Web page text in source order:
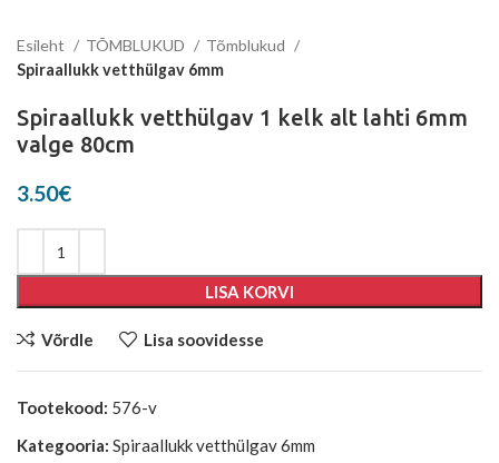
Esileht TÕMBLUKUD
Tõmblukud
Spiraallukk vetthülgav 6mm
Spiraallukk vetthülgav 1 kelk alt lahti 6mm
valge 80cm
3.50€
LISA KORVI
Võrdle Lisa soovidesse
Tootekood: 576-v
Kategooria: Spiraallukk vetthülgav 6mm